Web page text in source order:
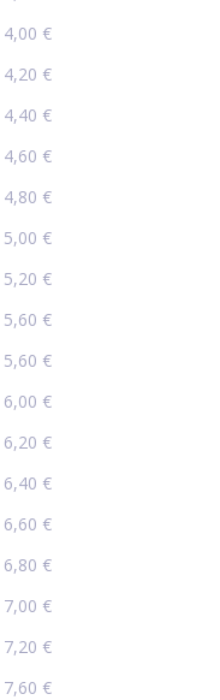
€
€
€
€
€
€
€
€
€
€
€
€
€
€
€
€
€